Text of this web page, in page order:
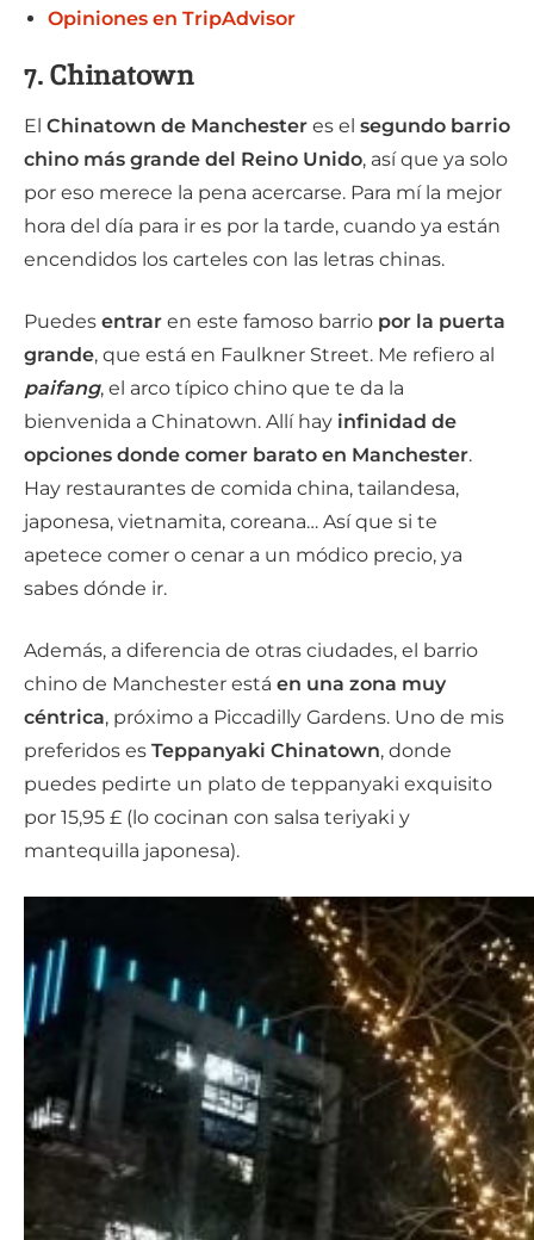
Opiniones en TripAdvisor
7. Chinatown
El Chinatown de Manchester es el segundo barrio
chino más grande del Reino Unido, así que ya solo
por eso merece la pena acercarse. Para mí la mejor
hora del día para ir es por la tarde, cuando ya están
encendidos los carteles con las letras chinas.
Puedes entrar en este famoso barrio por la puerta
grande, que está en Faulkner Street. Me refiero al
paifang, el arco típico chino que te da la
bienvenida a Chinatown. Allí hay infinidad de
opciones donde comer barato en Manchester.
Hay restaurantes de comida china, tailandesa,
japonesa, vietnamita, coreana… Así que si te
apetece comer o cenar a un módico precio, ya
sabes dónde ir.
Además, a diferencia de otras ciudades, el barrio
chino de Manchester está en una zona muy
céntrica, próximo a Piccadilly Gardens. Uno de mis
preferidos es Teppanyaki Chinatown, donde
puedes pedirte un plato de teppanyaki exquisito
por 15,95 £ (lo cocinan con salsa teriyaki y
mantequilla japonesa).